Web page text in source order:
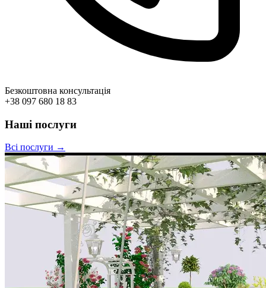
Безкоштовна консультація
+38 097 680 18 83
Наші послуги
Всі послуги →